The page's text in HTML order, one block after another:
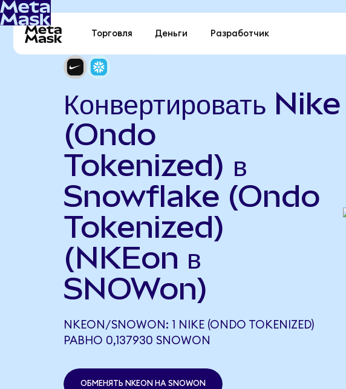
Торговля Деньги Разработчик
Конвертировать Nike
(Ondo
Tokenized) в
Snowflake (Ondo
Tokenized)
(NKEon в
SNOWon)
NKEON/SNOWON: 1 NIKE (ONDO TOKENIZED)
РАВНО 0,137930 SNOWON
ОБМЕНЯТЬ NKEON НА SNOWON